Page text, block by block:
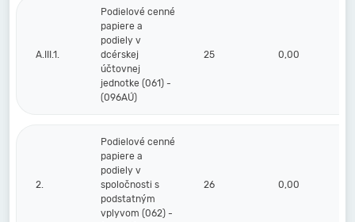
A.III.1.
Podielové cenné
papiere a
podiely v
dcérskej
účtovnej
jednotke (061) -
(096AÚ)
25 0,00
2.
Podielové cenné
papiere a
podiely v
spoločnosti s
podstatným
vplyvom (062) -
26 0,00